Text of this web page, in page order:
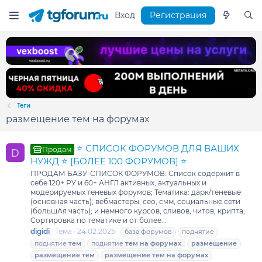
Вход Регистрация
Теги
размещение тем на форумах
D Продам
⭐ СПИСОК ФОРУМОВ ДЛЯ ВАШИХ
НУЖД ⭐ [БОЛЕЕ 100 ФОРУМОВ] ⭐
ПРОДАМ БАЗУ-СПИСОК ФОРУМОВ: Список содержит в
себе 120+ РУ и 60+ АНГЛ активных, актуальных и
модерируемых теневых форумов; Тематика: дарк/теневые
(основная часть); вебмастеры, сео, смм, социальные сети
(большАя часть); и немного курсов, сливов, читов, крипта;
Cортировка по тематике и от более...
digidi Тема 24.02.2025 база форумов
поднятие
поднятие тем поднятие тем на форумах
размещение
размещение тем размещение тем на форумах